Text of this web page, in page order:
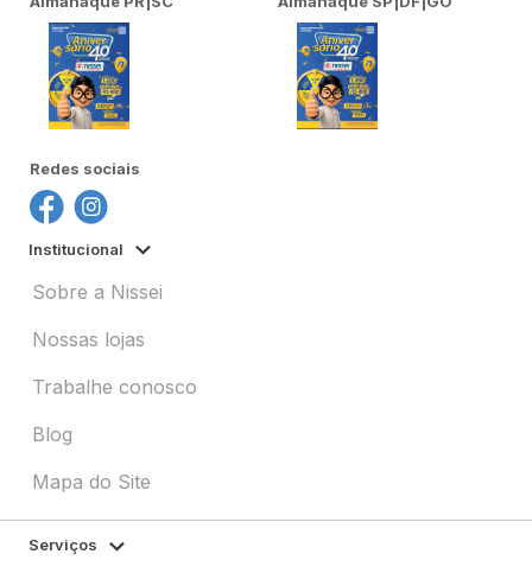
Redes sociais
Institucional
Sobre a Nissei
Nossas lojas
Trabalhe conosco
Blog
Mapa do Site
Serviços